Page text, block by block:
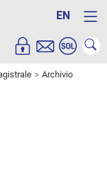
EN
Archivio